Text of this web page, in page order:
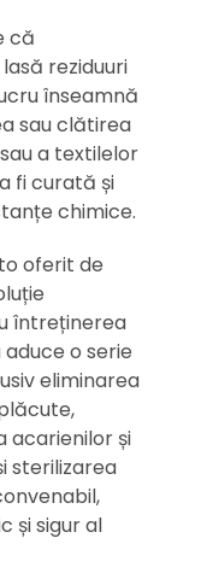
că
reziduuri
înseamnă
sau clătirea
a textilelor
fi curată și
chimice.
oferit de
întreținerea
o serie
eliminarea
acarienilor și
sterilizarea
și sigur al